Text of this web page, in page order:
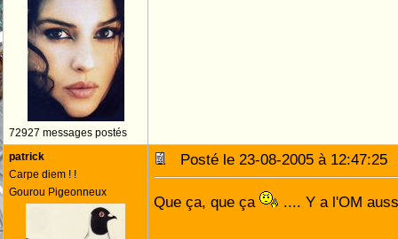
72927 messages postés
patrick
Carpe diem ! !
Gourou Pigeonneux
Posté le 23-08-2005 à
Que ça, que ça .... Y a l'OM